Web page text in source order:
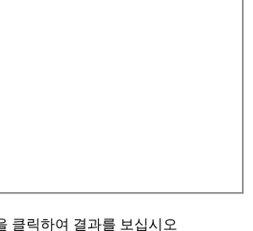
클릭하여 결과를 보십시오